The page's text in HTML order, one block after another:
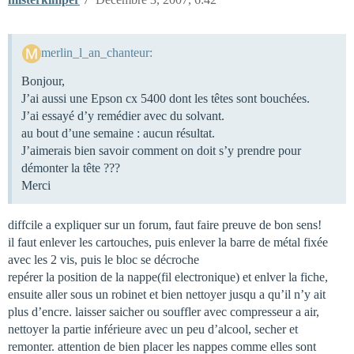
merlin_l_an_chanteur:
Bonjour,
J’ai aussi une Epson cx 5400 dont les têtes sont bouchées.
J’ai essayé d’y remédier avec du solvant.
au bout d’une semaine : aucun résultat.
J’aimerais bien savoir comment on doit s’y prendre pour
démonter la tête ???
Merci
diffcile a expliquer sur un forum, faut faire preuve de bon sens!
il faut enlever les cartouches, puis enlever la barre de métal fixée
avec les 2 vis, puis le bloc se décroche
repérer la position de la nappe(fil electronique) et enlver la fiche,
ensuite aller sous un robinet et bien nettoyer jusqu a qu’il n’y ait
plus d’encre. laisser saicher ou souffler avec compresseur a air,
nettoyer la partie inférieure avec un peu d’alcool, secher et
remonter. attention de bien placer les nappes comme elles sont